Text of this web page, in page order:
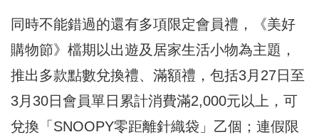
同時不能錯過的還有多項限定會員禮，《美好
購物節》檔期以出遊及居家生活小物為主題，
推出多款點數兌換禮、滿額禮，包括3月27日至
3月30日會員單日累計消費滿2,000元以上，可
兌換「SNOOPY零距離針織袋」乙個；連假限